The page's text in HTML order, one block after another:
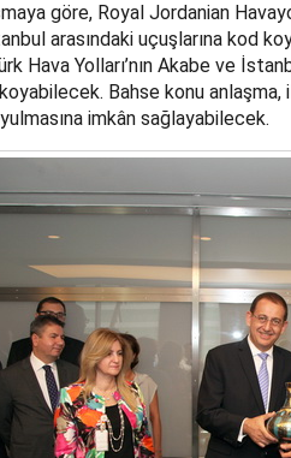
göre, Royal Jordanian
arasındaki uçuşlarına kod
Hava Yolları’nın Akabe ve
Bahse konu
imkân sağlayabilecek.